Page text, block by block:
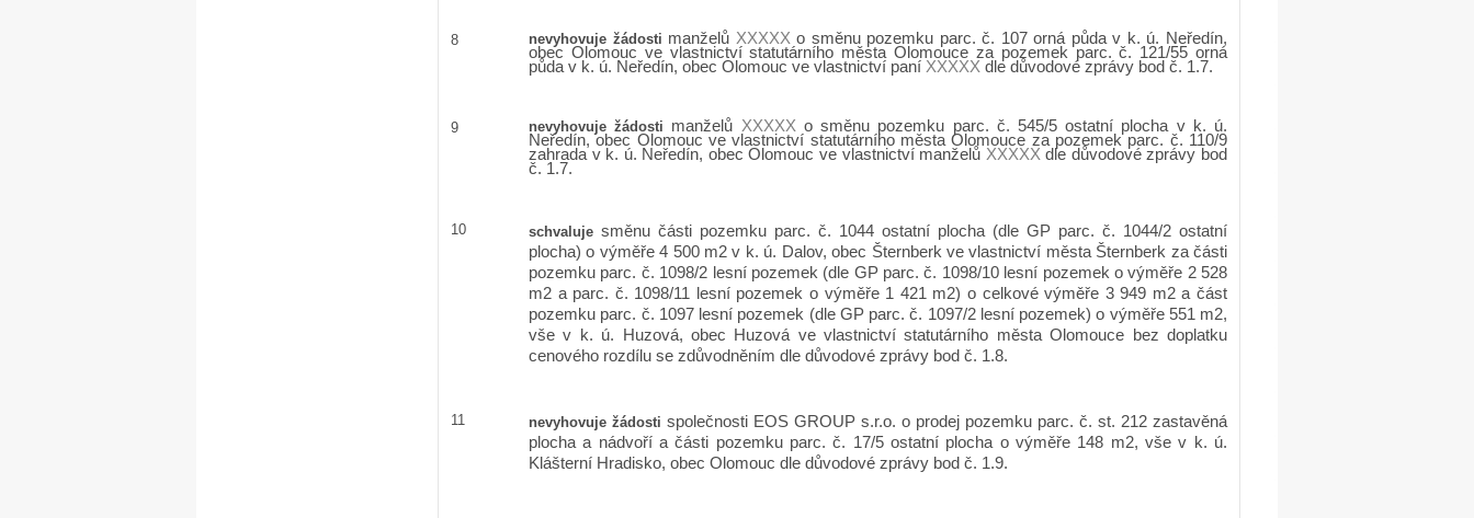
8 nevyhovuje žádosti manželů XXXXX o směnu pozemku parc. č. 107 orná půda v k. ú. Neředín,
obec Olomouc ve vlastnictví statutárního města Olomouce za pozemek parc. č. 121/55 orná
půda v k. ú. Neředín, obec Olomouc ve vlastnictví paní XXXXX dle důvodové zprávy bod č. 1.7.
9 nevyhovuje žádosti manželů XXXXX o směnu pozemku parc. č. 545/5 ostatní plocha v k. ú.
Neředín, obec Olomouc ve vlastnictví statutárního města Olomouce za pozemek parc. č. 110/9
zahrada v k. ú. Neředín, obec Olomouc ve vlastnictví manželů XXXXX dle důvodové zprávy bod
č. 1.7.
10 schvaluje směnu části pozemku parc. č. 1044 ostatní plocha (dle GP parc. č. 1044/2 ostatní
plocha) o výměře 4 500 m2 v k. ú. Dalov, obec Šternberk ve vlastnictví města Šternberk za části
pozemku parc. č. 1098/2 lesní pozemek (dle GP parc. č. 1098/10 lesní pozemek o výměře 2 528
m2 a parc. č. 1098/11 lesní pozemek o výměře 1 421 m2) o celkové výměře 3 949 m2 a část
pozemku parc. č. 1097 lesní pozemek (dle GP parc. č. 1097/2 lesní pozemek) o výměře 551 m2,
vše v k. ú. Huzová, obec Huzová ve vlastnictví statutárního města Olomouce bez doplatku
cenového rozdílu se zdůvodněním dle důvodové zprávy bod č. 1.8.
11 nevyhovuje žádosti společnosti EOS GROUP s.r.o. o prodej pozemku parc. č. st. 212 zastavěná
plocha a nádvoří a části pozemku parc. č. 17/5 ostatní plocha o výměře 148 m2, vše v k. ú.
Klášterní Hradisko, obec Olomouc dle důvodové zprávy bod č. 1.9.